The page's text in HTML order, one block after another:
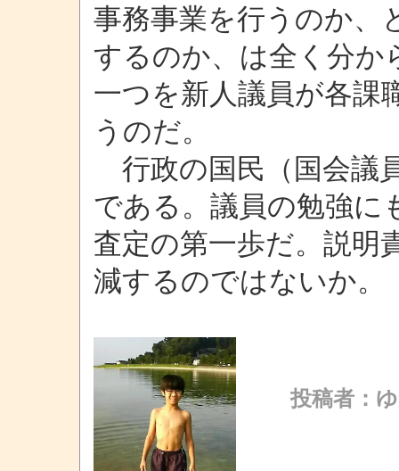
事務事業を行うのか、
するのか、は全く分か
一つを新人議員が各課
うのだ。
行政の国民（国会議
である。議員の勉強に
査定の第一歩だ。説明
減するのではないか。
投稿者：